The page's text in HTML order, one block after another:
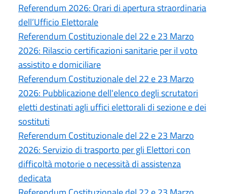
Referendum 2026: Orari di apertura straordinaria
dell’Ufficio Elettorale
Referendum Costituzionale del 22 e 23 Marzo
2026: Rilascio certificazioni sanitarie per il voto
assistito e domiciliare
Referendum Costituzionale del 22 e 23 Marzo
2026: Pubblicazione dell'elenco degli scrutatori
eletti destinati agli uffici elettorali di sezione e dei
sostituti
Referendum Costituzionale del 22 e 23 Marzo
2026: Servizio di trasporto per gli Elettori con
difficoltà motorie o necessità di assistenza
dedicata